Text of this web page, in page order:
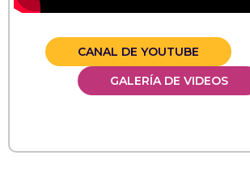
CANAL DE YOUTUBE
GALERÍA DE VIDEOS